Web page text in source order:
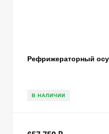
Рефрижераторный
В НАЛИЧИИ